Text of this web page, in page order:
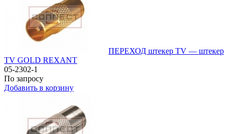
ПЕРЕХОД штекер TV — штекер
TV GOLD REXANT
05-2302-1
По запросу
Добавить в корзину